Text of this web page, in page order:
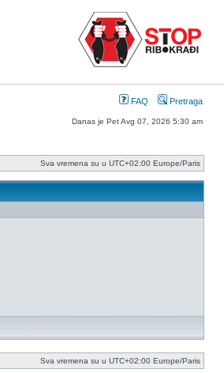
FAQ Pretraga
Danas je Pet Avg 07, 2026 5:30 am
Sva vremena su u UTC+02:00 Europe/Paris
Sva vremena su u UTC+02:00 Europe/Paris